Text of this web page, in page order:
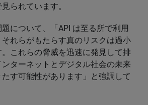
見られています。
について、「API は至る所で利用
れらがもたらす真のリスクは過小
これらの脅威を迅速に発見して排
ターネットとデジタル社会の未来
す可能性があります」と強調して